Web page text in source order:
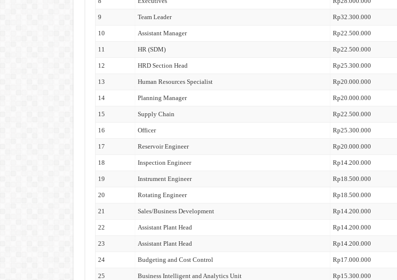
9 Team Leader Rp32.300.000
10 Assistant Manager Rp22.500.000
11 HR (SDM) Rp22.500.000
12 HRD Section Head Rp25.300.000
13 Human Resources Specialist Rp20.000.000
14 Planning Manager Rp20.000.000
15 Supply Chain Rp22.500.000
16 Officer Rp25.300.000
17 Reservoir Engineer Rp20.000.000
18 Inspection Engineer Rp14.200.000
19 Instrument Engineer Rp18.500.000
20 Rotating Engineer Rp18.500.000
21 Sales/Business Development Rp14.200.000
22 Assistant Plant Head Rp14.200.000
23 Assistant Plant Head Rp14.200.000
24 Budgeting and Cost Control Rp17.000.000
25 Business Intelligent and Analytics Unit Rp15.300.000